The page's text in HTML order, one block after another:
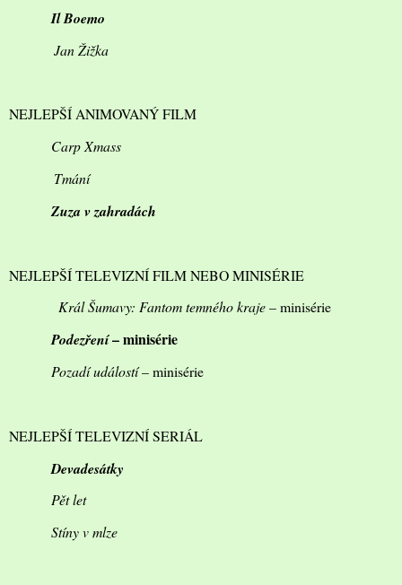
Il Boemo
Jan Žižka
NEJLEPŠÍ ANIMOVANÝ FILM
Carp Xmass
Tmání
Zuza v zahradách
NEJLEPŠÍ TELEVIZNÍ FILM NEBO MINISÉRIE
Král Šumavy: Fantom temného kraje– minisérie
Podezření– minisérie
Pozadí událostí– minisérie
NEJLEPŠÍ TELEVIZNÍ SERIÁL
Devadesátky
Pět let
Stíny v mlze